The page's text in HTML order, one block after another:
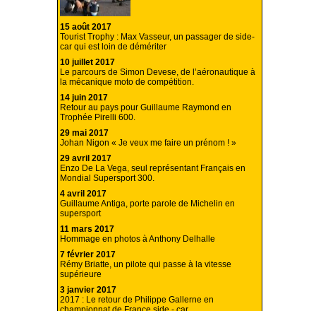
15 août 2017
Tourist Trophy : Max Vasseur, un passager de side-
car qui est loin de démériter
10 juillet 2017
Le parcours de Simon Devese, de l’aéronautique à
la mécanique moto de compétition.
14 juin 2017
Retour au pays pour Guillaume Raymond en
Trophée Pirelli 600.
29 mai 2017
Johan Nigon « Je veux me faire un prénom ! »
29 avril 2017
Enzo De La Vega, seul représentant Français en
Mondial Supersport 300.
4 avril 2017
Guillaume Antiga, porte parole de Michelin en
supersport
11 mars 2017
Hommage en photos à Anthony Delhalle
7 février 2017
Rémy Briatte, un pilote qui passe à la vitesse
supérieure
3 janvier 2017
2017 : Le retour de Philippe Gallerne en